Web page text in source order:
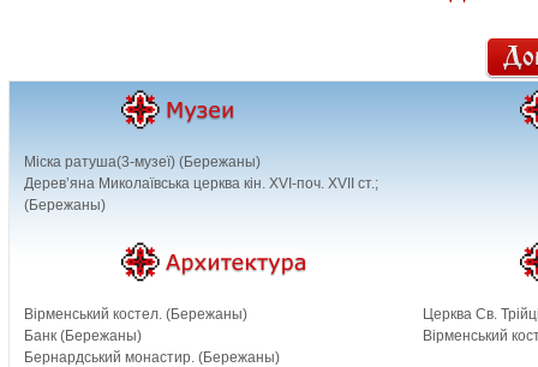
Міска ратуша(3-музеї) (Бережаны)
Дерев’яна Миколаївська церква кін. XVI-поч. XVII ст.;
(Бережаны)
Вірменський костел. (Бережаны)
Банк (Бережаны)
Бернардський монастир. (Бережаны)
Церква Св.
Вірменський